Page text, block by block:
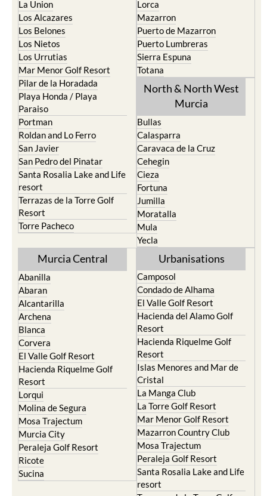
La Union
Los Alcazares
Los Belones
Los Nietos
Los Urrutias
Mar Menor Golf Resort
Pilar de la Horadada
Playa Honda / Playa
Paraiso
Portman
Roldan and Lo Ferro
San Javier
San Pedro del Pinatar
Santa Rosalia Lake and Life
resort
Terrazas de la Torre Golf
Resort
Torre Pacheco
Lorca
Mazarron
Puerto de Mazarron
Puerto Lumbreras
Sierra Espuna
Totana
North & North West
Murcia
Bullas
Calasparra
Caravaca de la Cruz
Cehegin
Cieza
Fortuna
Jumilla
Moratalla
Mula
Yecla
Murcia Central
Abanilla
Abaran
Alcantarilla
Archena
Blanca
Corvera
El Valle Golf Resort
Hacienda Riquelme Golf
Resort
Lorqui
Molina de Segura
Mosa Trajectum
Murcia City
Peraleja Golf Resort
Ricote
Sucina
Urbanisations
Camposol
Condado de Alhama
El Valle Golf Resort
Hacienda del Alamo Golf
Resort
Hacienda Riquelme Golf
Resort
Islas Menores and Mar de
Cristal
La Manga Club
La Torre Golf Resort
Mar Menor Golf Resort
Mazarron Country Club
Mosa Trajectum
Peraleja Golf Resort
Santa Rosalia Lake and Life
resort